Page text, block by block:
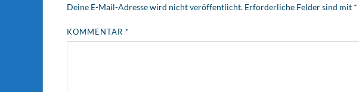
Deine E-Mail-Adresse wird nicht veröffentlicht. Erforderliche Felder sind mit *
KOMMENTAR*